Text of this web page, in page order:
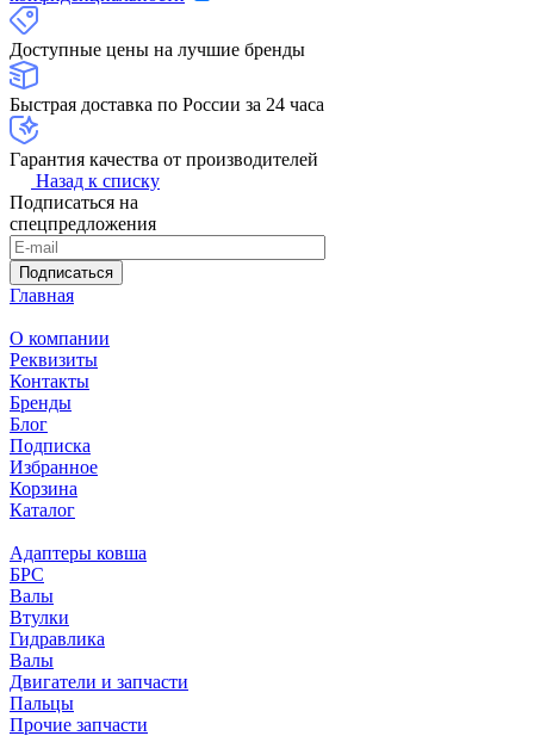
Доступные цены на лучшие бренды
Быстрая доставка по России за 24 часа
Гарантия качества от производителей
Назад к списку
Подписаться на
спецпредложения
Подписаться
Главная
О компании
Реквизиты
Контакты
Бренды
Блог
Подписка
Избранное
Корзина
Каталог
Адаптеры ковша
БРС
Валы
Втулки
Гидравлика
Валы
Двигатели и запчасти
Пальцы
Прочие запчасти